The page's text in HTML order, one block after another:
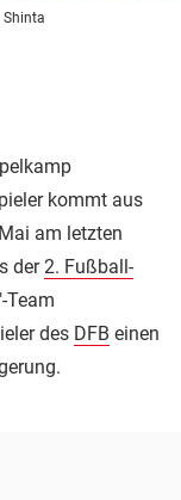
Shinta
kommt aus
am letzten
der2. Fußball-
Team
des DFB einen